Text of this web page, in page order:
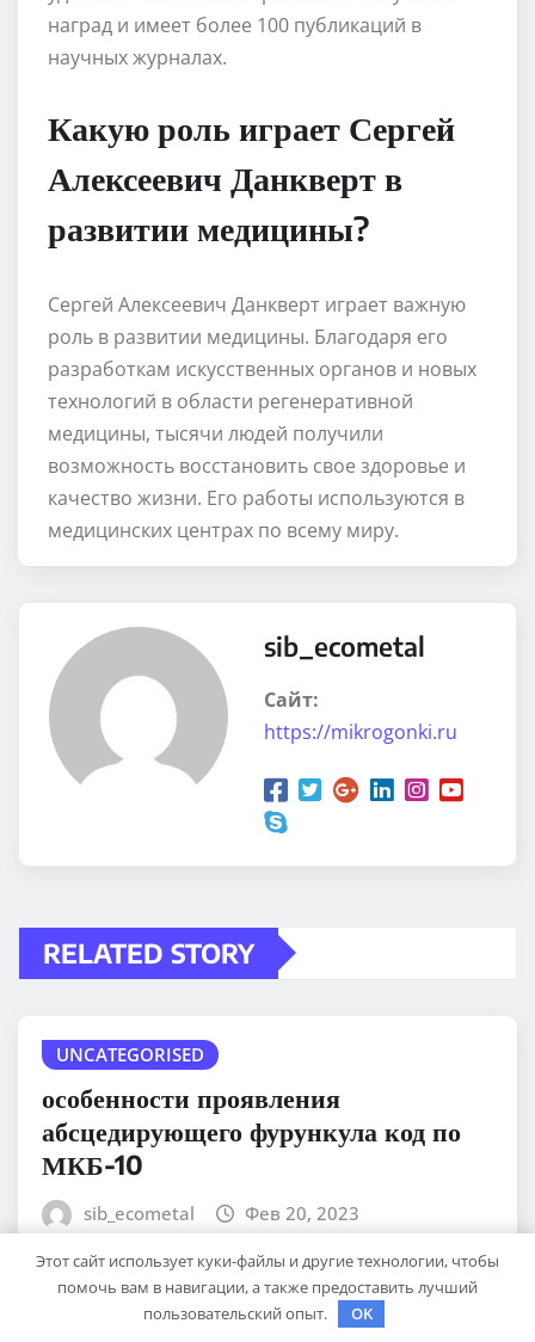
наград и имеет более 100 публикаций в
научных журналах.
Какую роль играет Сергей
Алексеевич Данкверт в
развитии медицины?
Сергей Алексеевич Данкверт играет важную
роль в развитии медицины. Благодаря его
разработкам искусственных органов и новых
технологий в области регенеративной
медицины, тысячи людей получили
возможность восстановить свое здоровье и
качество жизни. Его работы используются в
медицинских центрах по всему миру.
sib_ecometal
Сайт:
https://mikrogonki.ru
RELATED STORY
UNCATEGORISED
особенности проявления
абсцедирующего фурункула код по
МКБ-10
sib_ecometal Фев 20, 2023
Этот сайт использует куки-файлы и другие технологии, чтобы
помочь вам в навигации, а также предоставить лучший
пользовательский опыт.
OK